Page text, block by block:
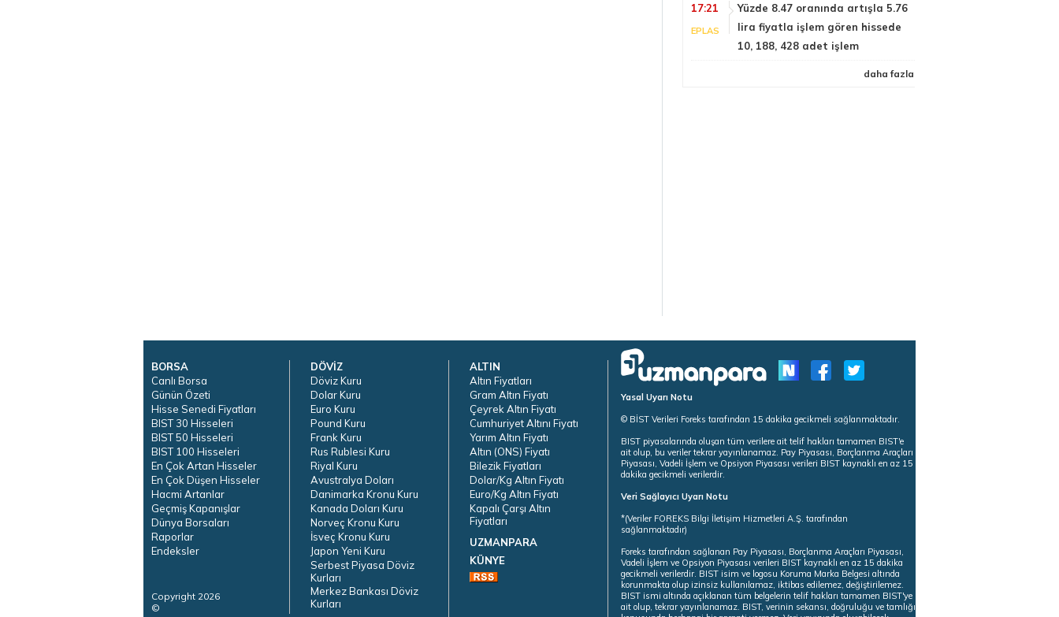
17:21
EPLAS
Yüzde 8.47 oranında artışla 5.76
lira fiyatla işlem gören hissede
10, 188, 428 adet işlem
daha fazla
BORSA
Canlı Borsa
Günün Özeti
Hisse Senedi Fiyatları
BIST 30 Hisseleri
BIST 50 Hisseleri
BIST 100 Hisseleri
En Çok Artan Hisseler
En Çok Düşen Hisseler
Hacmi Artanlar
Geçmiş Kapanışlar
Dünya Borsaları
Raporlar
Endeksler
Copyright 2026
©
DÖVİZ
Döviz Kuru
Dolar Kuru
Euro Kuru
Pound Kuru
Frank Kuru
Rus Rublesi Kuru
Riyal Kuru
Avustralya Doları
Danimarka Kronu Kuru
Kanada Doları Kuru
Norveç Kronu Kuru
İsveç Kronu Kuru
Japon Yeni Kuru
Serbest Piyasa Döviz
Kurları
Merkez Bankası Döviz
Kurları
ALTIN
Altın Fiyatları
Gram Altın Fiyatı
Çeyrek Altın Fiyatı
Cumhuriyet Altını Fiyatı
Yarım Altın Fiyatı
Altın (ONS) Fiyatı
Bilezik Fiyatları
Dolar/Kg Altın Fiyatı
Euro/Kg Altın Fiyatı
Kapalı Çarşı Altın
Fiyatları
UZMANPARA
KÜNYE
Yasal Uyarı Notu
© BİST Verileri Foreks tarafından 15 dakika gecikmeli sağlanmaktadır.
BIST piyasalarında oluşan tüm verilere ait telif hakları tamamen BIST'e
ait olup, bu veriler tekrar yayınlanamaz. Pay Piyasası, Borçlanma Araçları
Piyasası, Vadeli İşlem ve Opsiyon Piyasası verileri BIST kaynaklı en az 15
dakika gecikmeli verilerdir.
Veri Sağlayıcı Uyarı Notu
*(Veriler FOREKS Bilgi İletişim Hizmetleri A.Ş. tarafından
sağlanmaktadır)
Foreks tarafından sağlanan Pay Piyasası, Borçlanma Araçları Piyasası,
Vadeli İşlem ve Opsiyon Piyasası verileri BIST kaynaklı en az 15 dakika
gecikmeli verilerdir. BIST isim ve logosu Koruma Marka Belgesi altında
korunmakta olup izinsiz kullanılamaz, iktibas edilemez, değiştirilemez.
BIST ismi altında açıklanan tüm belgelerin telif hakları tamamen BIST'ye
ait olup, tekrar yayınlanamaz. BIST, verinin sekansı, doğruluğu ve tamlığı